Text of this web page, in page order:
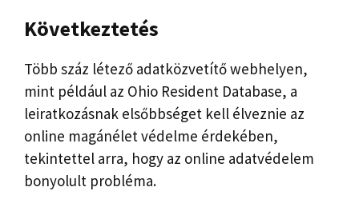
Következtetés
Több száz létező adatközvetítő webhelyen,
mint például az Ohio Resident Database, a
leiratkozásnak elsőbbséget kell élveznie az
online magánélet védelme érdekében,
tekintettel arra, hogy az online adatvédelem
bonyolult probléma.